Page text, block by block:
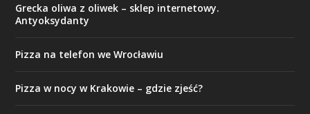
Grecka oliwa z oliwek – sklep internetowy.
Antyoksydanty
Pizza na telefon we Wrocławiu
Pizza w nocy w Krakowie – gdzie zjeść?